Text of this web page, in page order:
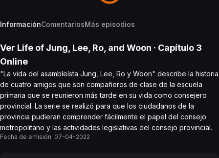
InformaciónComentariosMás episodios
Ver Life of Jung, Lee, Ro, and Woon · Capítulo 3
Online
"La vida del asambleísta Jung, Lee, Ro y Woon" describe la historia
de cuatro amigos que son compañeros de clase de la escuela
primaria que se reunieron más tarde en su vida como consejero
provincial. La serie se realizó para que los ciudadanos de la
provincia pudieran comprender fácilmente el papel del consejo
metropolitano y las actividades legislativas del consejo provincial.
Fecha de emisión: 07-04-2022